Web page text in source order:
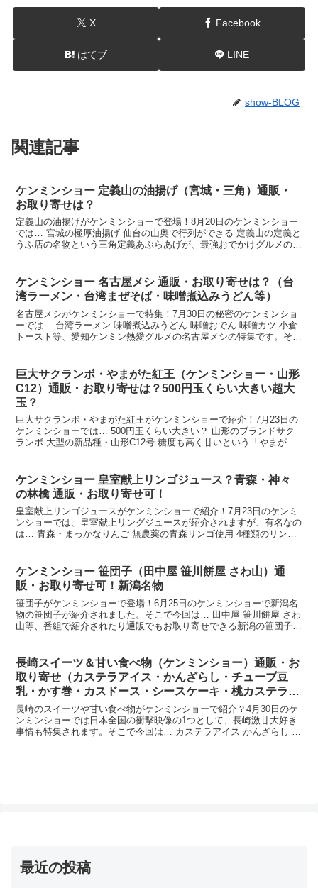
X Facebook
はてブ LINE
show-BLOG
関連記事
ケンミンショー 定義山の油揚げ（宮城・三角）通販・
お取り寄せは？
定義山の油揚げがケンミンショーで登場！8月20日のケンミンショー
では… 宮城の極厚油揚げ 仙台の山奥で行列ができる 定義山の定義と
うふ店の名物という三角定義あぶらあげが、最強おでかけグルメの1
ケンミンショー 名古屋メシ 通販・お取り寄せは？（台
湾ラーメン・台湾まぜそば・味噌煮込みうどん等）
名古屋メシがケンミンショーで特集！7月30日の秘密のケンミンショ
ーでは… 台湾ラーメン 味噌煮込みうどん 味噌おでん 味噌カツ 小倉
トースト等、愛知ケンミン熱愛グルメの名古屋メシの特集です。そこ
巨大サクランボ・やまがた紅王（ケンミンショー・山形
C12）通販・お取り寄せは？500円玉くらい大きい超大
玉？
巨大サクランボ・やまがた紅王がケンミンショーで紹介！7月23日の
ケンミンショーでは… 500円玉くらい大きい？ 山形のブランドサク
ランボ 大型の新品種・山形C12号 糖度も高く甘いという「やまがた
ケンミンショー 皇室献上リンゴジュース？青森・神々
の林檎 通販・お取り寄せ可！
皇室献上リンゴジュースがケンミンショーで紹介！7月23日のケンミ
ンショーでは、皇室献上リングジュースが紹介されますが、有名なの
は… 青森・まっかなりんご 無農薬の青森リンゴ使用 4種類のリンゴ
ケンミンショー 笹団子（田中屋 笹川餅屋 さわ山）通
販・お取り寄せ可！新潟名物
笹団子がケンミンショーで登場！6月25日のケンミンショーで新潟名
物の笹団子が紹介されました。そこで今回は… 田中屋 笹川餅屋 さわ
山等、番組で紹介されたり通販でもお取り寄せできる新潟の笹団子を
長崎スイーツ＆甘い食べ物（ケンミンショー）通販・お
取り寄せ（カステラアイス・かんざらし・チューブ豆
乳・かす巻・カスドース・シースケーキ・桃カステラ・
かき氷ミルクセーキ等）
長崎のスイーツや甘い食べ物がケンミンショーで紹介？4月30日のケ
ンミンショーでは日本全国の衝撃映像の1つとして、長崎激甘大好き
事情も特集されます。そこで今回は… カステラアイス かんざらし チ
最近の投稿